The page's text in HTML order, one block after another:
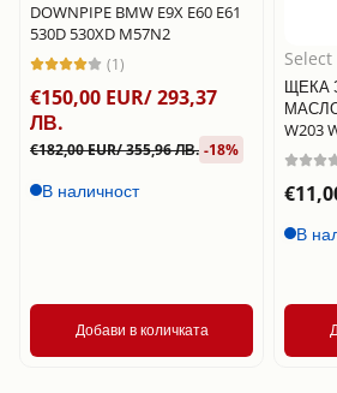
DOWNPIPE BMW E9X E60 E61
530D 530XD M57N2
(1)
€150,00 EUR/ 293,37
ЛВ.
€182,00 EUR/ 355,96 ЛВ. -18%
В наличност
Добави в количката
Select
ЩЕКА
МАСЛО
W203
В